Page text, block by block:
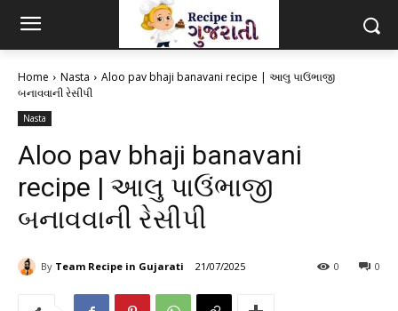
Home Nasta
Aloo pav bhaji banavani recipe | આલુ પાઉંભાજી
બનાવવાની રેસીપી
Nasta
Aloo pav bhaji banavani
recipe | આલુ પાઉંભાજી
બનાવવાની રેસીપી
By Team Recipe in Gujarati 21/07/2025 0
0